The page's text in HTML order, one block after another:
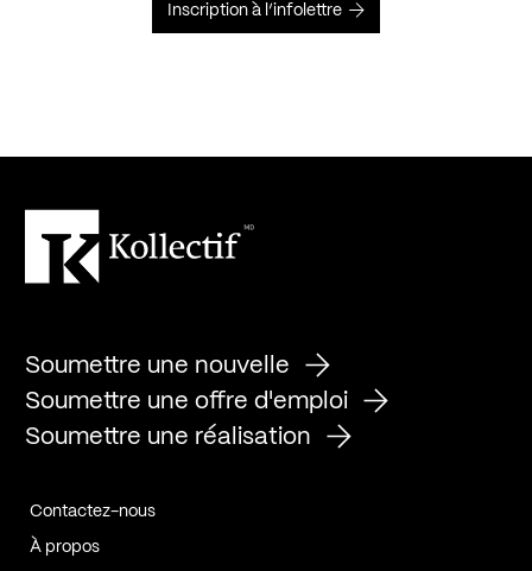
Inscription à l’infolettre
Soumettre une nouvelle
Soumettre une offre d'emploi
Soumettre une réalisation
Contactez-nous
À propos